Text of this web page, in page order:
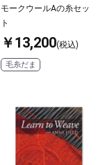
モークウールAの糸セッ
ト
￥13,200(税込)
毛糸だま